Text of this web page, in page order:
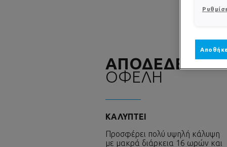
ΟΦΕΛΗ
ΚΑΛΥΠΤΕΙ
Προσφέρει πολύ υψηλή κάλυψη
με μακρά διάρκεια 16 ωρών και